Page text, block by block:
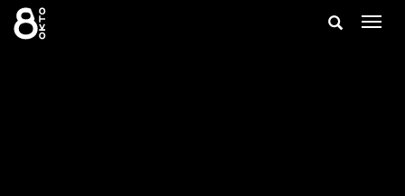
Zum
Inhalt
springen
Suche